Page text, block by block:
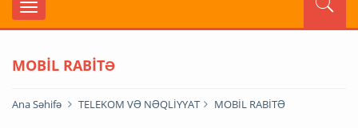
MOBİL RABİTƏ
Ana Səhifə TELEKOM VƏ NƏQLİYYAT MOBİL RABİTƏ